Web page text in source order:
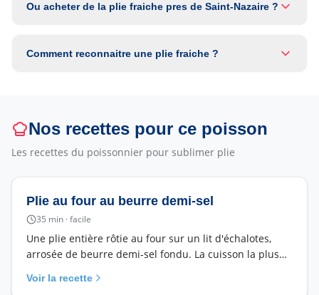
Ou acheter de la plie fraiche pres de Saint-Nazaire ?
Comment reconnaitre une plie fraiche ?
Nos recettes pour ce poisson
Les recettes du poissonnier pour sublimer plie
Plie au four au beurre demi-sel
35 min ·facile
Une plie entière rôtie au four sur un lit d'échalotes,
arrosée de beurre demi-sel fondu. La cuisson la plus
Voir la recette